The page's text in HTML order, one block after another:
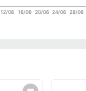
12/06 16/06 20/06 24/06 28/06